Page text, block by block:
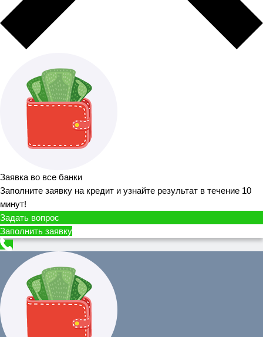
Заявка во все банки
Заполните заявку на кредит и узнайте результат в течение 10
минут!
Задать вопрос
Заполнить заявку